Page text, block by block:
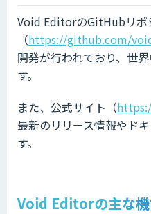
Void EditorのGitHubリポ
（https://github.com/
開発が行われており、世
す。
また、公式サイト（
最新のリリース情報やド
す。
Void Editorの主な